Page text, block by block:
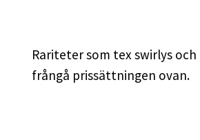
Rariteter som tex swirlys
frångå prissättningen ovan.